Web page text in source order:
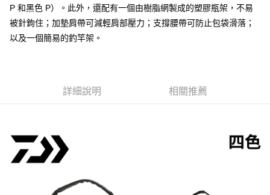
【繳款方式說明】
1.分期款項不併入電信帳單，「大哥付你分期」於每月結算日後寄送繳費提
醒簡訊。
2.透過簡訊連結打開帳單後，可選擇「超商條碼／台灣大直營門市／銀行轉
1.本服務係由「台灣大哥大股份有限公司」（以下簡稱本公司）所提供，讓
由本公司與您本人進行分期帳單所需資料之確認、核對及更正。
3.完整用戶服務條款，請詳閱以下連結：
３．安心：先確認商品／服務後，再付款。
【「AFTEE先享後付」結帳流程】
１．於結帳方式選擇「AFTEE先享後付」後，將跳轉至「AFTEE先享後付」
※ 請注意：結帳手續完成當下不需立刻繳費，但若您需要取消訂單，請聯絡
是否繳費成功／繳費後需取消欲退款等相關疑問，請聯繫「AFTEE先享後付
客戶支援中心」 https://netprotections.freshdesk.com/support/home
１．透過由恩沛科技股份有限公司提供之「AFTEE先享後付」服務完成之交
易，需依本服務之必要範圍內提供個人資料，並將交易相關給付款項請求債
運送方式
全家取貨付款
每筆NT$60，滿NT$1,200(含以上)免運費
付款後7-11取貨
每筆NT$60，滿NT$1,200(含以上)免運費
一般宅配（門市自取請勿下單，請聯繫客服）
P 和黑色 P）。此外，還配有一個由樹脂網製成的塑膠瓶架，不易
被針鉤住；加墊肩帶可減輕肩部壓力；支撐腰帶可防止包袋滑落；
以及一個簡易的釣竿架。
詳細說明 相關推薦